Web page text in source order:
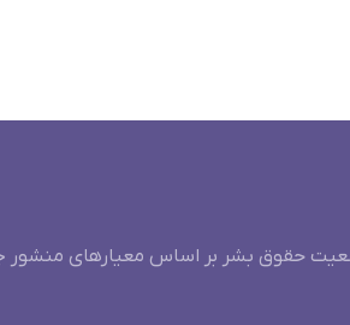
حقوق بشر بر اساس معیارهای منشور